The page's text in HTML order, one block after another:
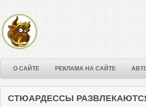
О САЙТЕ РЕКЛАМА НА САЙТЕ
СТЮАРДЕССЫ